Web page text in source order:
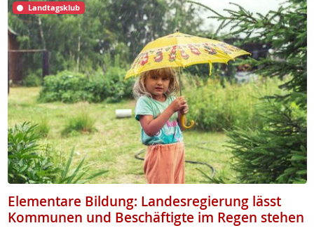
Landtagsklub
Elementare Bildung: Landesregierung lässt
Kommunen und Beschäftigte im Regen stehen